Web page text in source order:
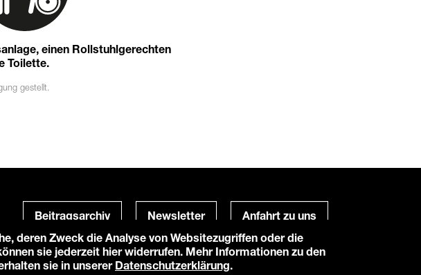
einen Rollstuhlgerechten
Toilette.
gestellt.
Beitragsarchiv Newsletter Anfahrt zu uns
Powered by
deren Zweck die Analyse von Websitezugriffen oder die
sie jederzeit hier widerrufen. Mehr Informationen zu den
sie in unserer Datenschutzerklärung.